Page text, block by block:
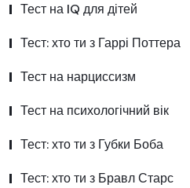
Тест на IQ для дітей
Тест: хто ти з Гаррі Поттера
Тест на нарциссизм
Тест на психологічний вік
Тест: хто ти з Губки Боба
Тест: хто ти з Бравл Старс